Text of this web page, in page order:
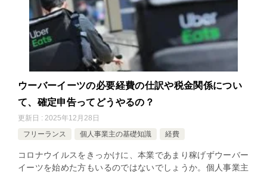
ウーバーイーツの必要経費の仕訳や税金関係につい
て、確定申告ってどうやるの？
更新日 : 2025年12月28日
フリーランス
個人事業主の基礎知識 経費
コロナウイルスをきっかけに、本業であまり稼げずウーバー
イーツを始めた方もいるのではないでしょうか。個人事業主